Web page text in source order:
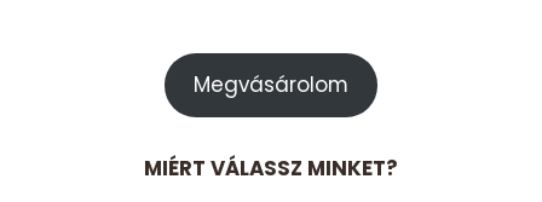
Megvásárolom
MIÉRT VÁLASSZ MINKET?